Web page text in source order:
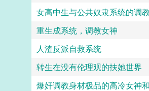
女高中生与公共奴隶系统的调
重生成系统，调教女神
人渣反派自救系统
转生在没有伦理观的扶她世界